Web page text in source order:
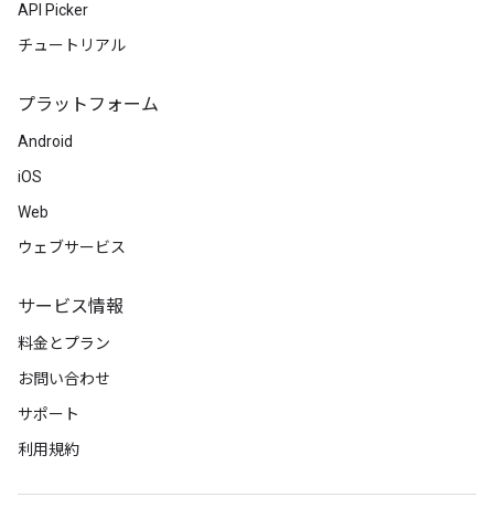
API Picker
チュートリアル
プラットフォーム
Android
iOS
Web
ウェブサービス
サービス情報
料金とプラン
お問い合わせ
サポート
利用規約